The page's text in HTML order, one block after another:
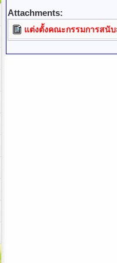
Attachments:
แต่งตั้งคณะกรรมการสนั